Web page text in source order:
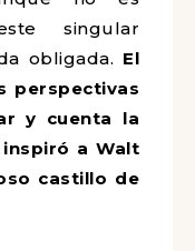
singular
obligada. El
perspectivas
y cuenta la
a Walt
castillo de